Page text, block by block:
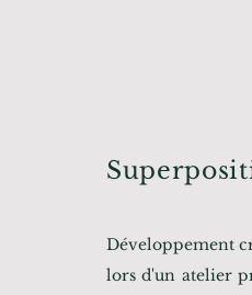
Développement
lors d'un atelier